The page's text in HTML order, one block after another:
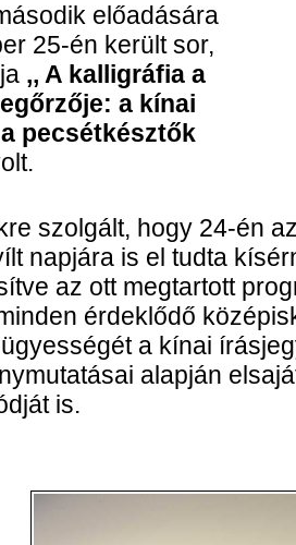
előadására
25-én került sor,
,, A kalligráfia a
a kínai
pecsétkésztők
szolgált, hogy 24-én
napjára is el tudta
az ott megtartott
érdeklődő
a kínai
alapján
is.